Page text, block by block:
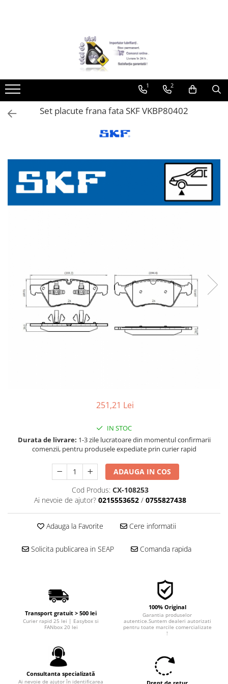
► Detailing si cosmetica
Curatare tapiterie auto
Curatare si intretinere piele
Plastice interioare
Ceara auto
Sealant
Sampon auto
Polish auto
Restaurare faruri
Spalare si detailing rapid
Decontaminare vopsea
Intretinere vopsea
Dressing exterior
■ Filtre ulei
■ Filtre combustibil
■ Filtre habitaclu
■ Filtre hidraulice
■ Filtre uscator
■ Filtre aditivi
► Piese auto
Filtre aditivi
Accesorii filtre
Filtre aer
1 2
Set placute frana fata SKF VKBP80402
251,21 Lei
IN STOC
Durata de livrare: 1-3 zile lucratoare din momentul confirmarii
comenzii, pentru produsele expediate prin curier rapid
ADAUGA IN COS
Cod Produs: CX-108253
Ai nevoie de ajutor? 0215553652 / 0755827438
Adauga la Favorite Cere informatii
Solicita publicarea in SEAP Comanda rapida
Transport gratuit > 500 lei
Curier rapid 25 lei | Easybox si
FANbox 20 lei
100% Original
Garantia produselor
autentice.Suntem dealeri autorizati
pentru toate marcile comercializate
!
Consultanta specializată
Ai nevoie de ajutor în identificarea